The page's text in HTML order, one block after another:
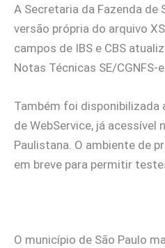
A Secretaria da Fazenda de
versão própria do arquivo
campos de IBS e CBS
Notas Técnicas SE/CGNFS-
Também foi disponibilizada
de WebService, já acessível
Paulistana. O ambiente de
em breve para permitir
O município de São Paulo